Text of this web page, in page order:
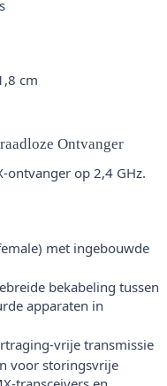
cm
Ontvanger
ontvanger op 2,4 GHz.
met ingebouwde
bekabeling tussen
apparaten in
vrije transmissie
voor storingsvrije